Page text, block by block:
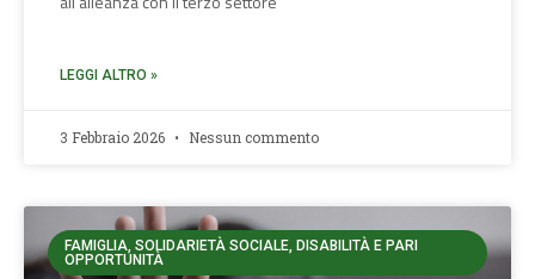
LEGGI ALTRO »
3 Febbraio 2026 Nessun commento
FAMIGLIA, SOLIDARIETÀ SOCIALE, DISABILITÀ E PARI
OPPORTUNITÀ